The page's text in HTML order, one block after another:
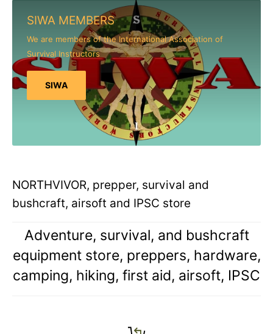
SIWA MEMBERS
We are members of the International Association of
Survival Instructors
SIWA
NORTHVIVOR, prepper, survival and
bushcraft, airsoft and IPSC store
Adventure, survival, and bushcraft
equipment store, preppers, hardware,
camping, hiking, first aid, airsoft, IPSC